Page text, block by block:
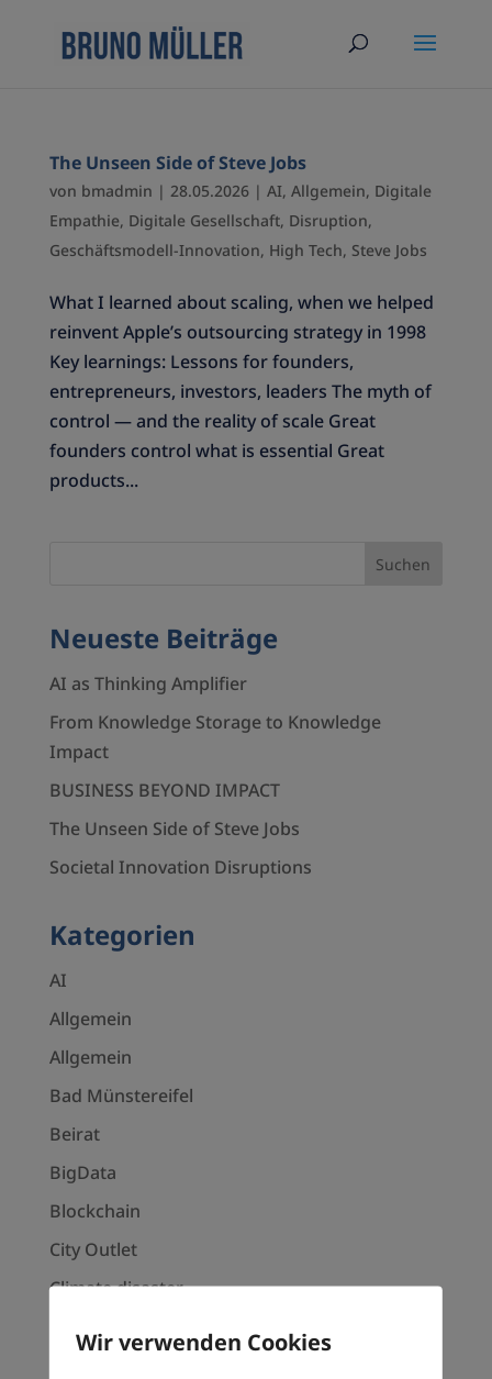
The Unseen Side of Steve Jobs
von bmadmin | 28.05.2026| AI, Allgemein, Digitale
Empathie, Digitale Gesellschaft, Disruption,
Geschäftsmodell-Innovation, High Tech, Steve Jobs
What I learned about scaling, when we helped
reinvent Apple’s outsourcing strategy in 1998
Key learnings: Lessons for founders,
entrepreneurs, investors, leaders The myth of
control — and the reality of scale Great
founders control what is essential Great
products...
Neueste Beiträge
AI as Thinking Amplifier
From Knowledge Storage to Knowledge
Impact
BUSINESS BEYOND IMPACT
The Unseen Side of Steve Jobs
Societal Innovation Disruptions
Kategorien
AI
Allgemein
Allgemein
Bad Münstereifel
Beirat
BigData
Blockchain
City Outlet
Climate disaster
Wir verwenden Cookies